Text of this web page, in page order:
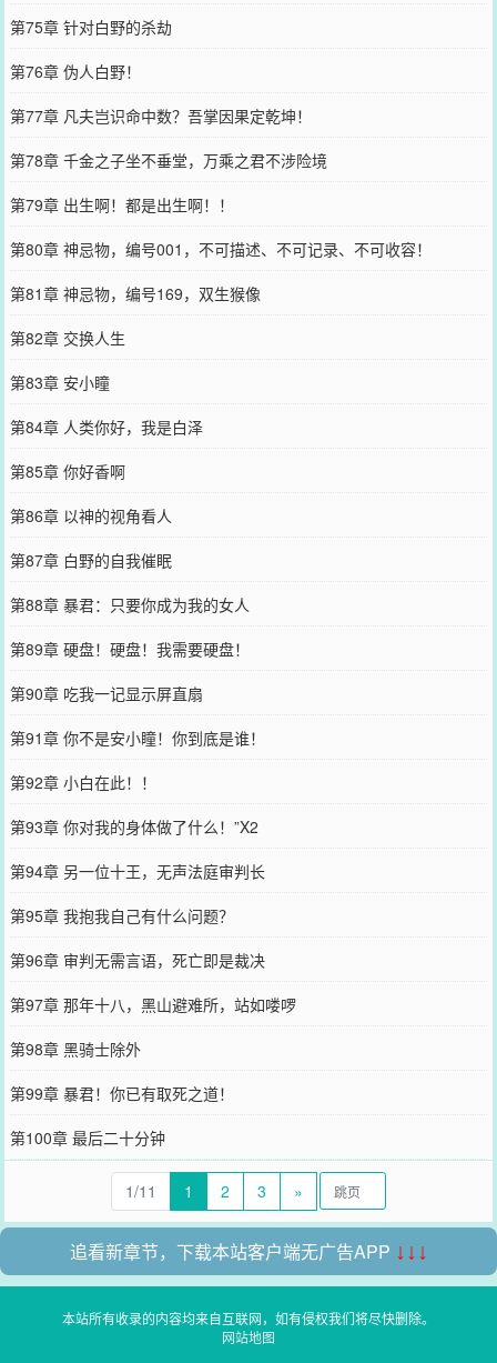
第75章 针对白野的杀劫
第76章 伪人白野！
第77章 凡夫岂识命中数？吾掌因果定乾坤！
第78章 千金之子坐不垂堂，万乘之君不涉险境
第79章 出生啊！都是出生啊！！
第80章 神忌物，编号001，不可描述、不可记录、不可收容！
第81章 神忌物，编号169，双生猴像
第82章 交换人生
第83章 安小瞳
第84章 人类你好，我是白泽
第85章 你好香啊
第86章 以神的视角看人
第87章 白野的自我催眠
第88章 暴君：只要你成为我的女人
第89章 硬盘！硬盘！我需要硬盘！
第90章 吃我一记显示屏直扇
第91章 你不是安小瞳！你到底是谁！
第92章 小白在此！！
第93章 你对我的身体做了什么！”X2
第94章 另一位十王，无声法庭审判长
第95章 我抱我自己有什么问题？
第96章 审判无需言语，死亡即是裁决
第97章 那年十八，黑山避难所，站如喽啰
第98章 黑骑士除外
第99章 暴君！你已有取死之道！
第100章 最后二十分钟
1/11 1 2 3 »
追看新章节，下载本站客户端无广告APP ↓↓↓
本站所有收录的内容均来自互联网，如有侵权我们将尽快删除。
网站地图